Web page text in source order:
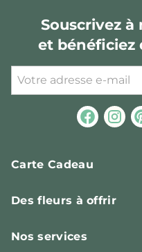
Souscrivez
et bénéficiez
Carte Cadeau
Des fleurs à offrir
Nos services